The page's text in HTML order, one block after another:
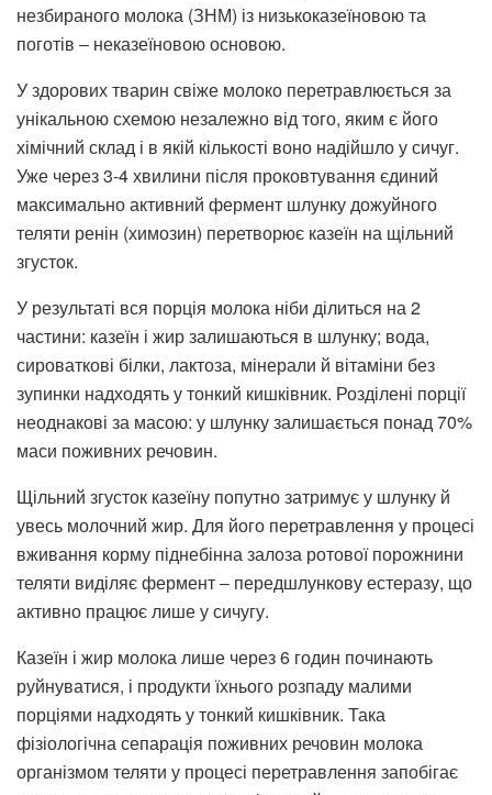
незбираного молока (ЗНМ) із низькоказеїновою та
поготів ‒ неказеїновою основою.
У здорових тварин свіже молоко перетравлюється за
унікальною схемою незалежно від того, яким є його
хімічний склад і в якій кількості воно надійшло у сичуг.
Уже через 3-4 хвилини після проковтування єдиний
максимально активний фермент шлунку дожуйного
теляти ренін (химозин) перетворює казеїн на щільний
згусток.
У результаті вся порція молока ніби ділиться на 2
частини: казеїн і жир залишаються в шлунку; вода,
сироваткові білки, лактоза, мінерали й вітаміни без
зупинки надходять у тонкий кишківник. Розділені порції
неоднакові за масою: у шлунку залишається понад 70%
маси поживних речовин.
Щільний згусток казеїну попутно затримує у шлунку й
увесь молочний жир. Для його перетравлення у процесі
вживання корму піднебінна залоза ротової порожнини
теляти виділяє фермент ‒ передшлункову естеразу, що
активно працює лише у сичугу.
Казеїн і жир молока лише через 6 годин починають
руйнуватися, і продукти їхнього розпаду малими
порціями надходять у тонкий кишківник. Така
фізіологічна сепарація поживних речовин молока
організмом теляти у процесі перетравлення запобігає